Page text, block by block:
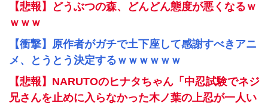
【悲報】どうぶつの森、どんどん態度が悪くなるｗ
ｗｗｗ
【衝撃】原作者がガチで土下座して感謝すべきアニ
メ、とうとう決定するｗｗｗｗｗｗ
【悲報】NARUTOのヒナタちゃん「中忍試験でネジ
兄さんを止めに入らなかった木ノ葉の上忍が一人い